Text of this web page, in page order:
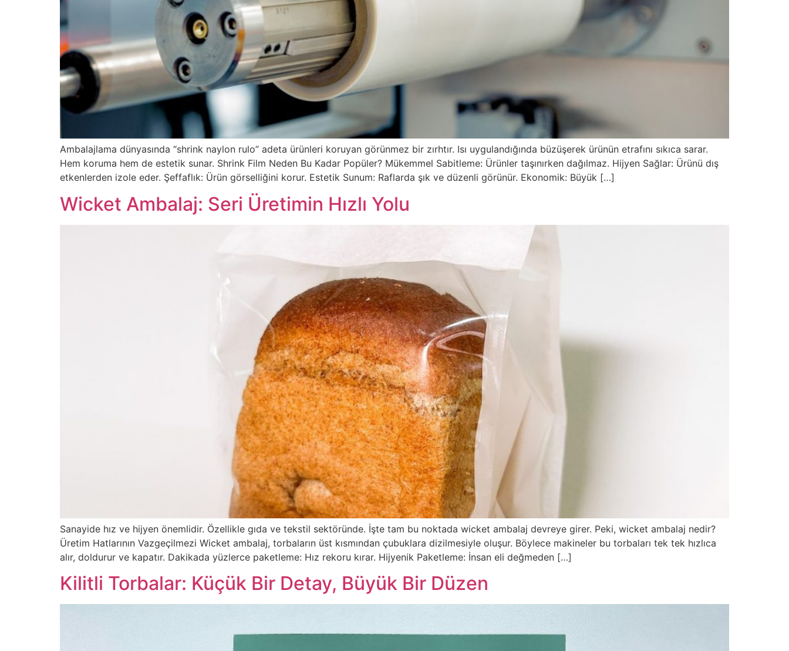
Ambalajlama dünyasında “shrink naylon rulo” adeta ürünleri koruyan görünmez bir zırhtır. Isı uygulandığında büzüşerek ürünün etrafını sıkıca sarar.
Hem koruma hem de estetik sunar. Shrink Film Neden Bu Kadar Popüler? Mükemmel Sabitleme: Ürünler taşınırken dağılmaz. Hijyen Sağlar: Ürünü dış
etkenlerden izole eder. Şeffaflık: Ürün görselliğini korur. Estetik Sunum: Raflarda şık ve düzenli görünür. Ekonomik: Büyük […]
Wicket Ambalaj: Seri Üretimin Hızlı Yolu
Sanayide hız ve hijyen önemlidir. Özellikle gıda ve tekstil sektöründe. İşte tam bu noktada wicket ambalaj devreye girer. Peki, wicket ambalaj nedir?
Üretim Hatlarının Vazgeçilmezi Wicket ambalaj, torbaların üst kısmından çubuklara dizilmesiyle oluşur. Böylece makineler bu torbaları tek tek hızlıca
alır, doldurur ve kapatır. Dakikada yüzlerce paketleme: Hız rekoru kırar. Hijyenik Paketleme: İnsan eli değmeden […]
Kilitli Torbalar: Küçük Bir Detay, Büyük Bir Düzen